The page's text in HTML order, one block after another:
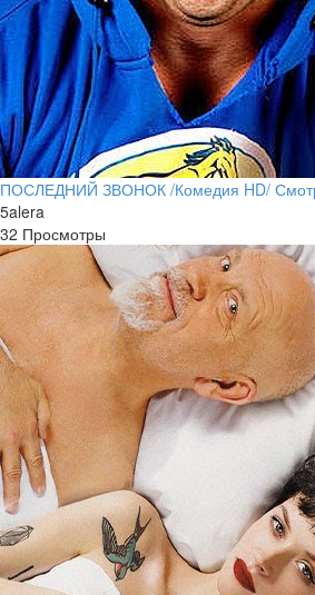
ПОСЛЕДНИЙ ЗВОНОК /Комедия HD/
5alera
32 Просмотры